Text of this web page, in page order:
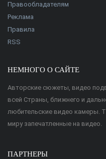
Правообладателям
Реклама
Правила
RSS
НЕМНОГО О САЙТЕ
Авторские сюжеты, видео
всей Страны, ближнего и
любительские видео камеры.
миру запечатленные на видео.
ПАРТНЕРЫ